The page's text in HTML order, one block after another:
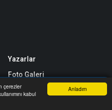
Anladım
çerezler
kabul
Yazarlar
Foto Galeri
Video Galeri
Ara İhbar Hattı Menu